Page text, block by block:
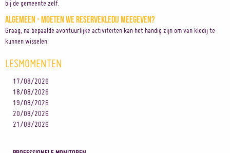
bij de gemeente zelf.
Algemeen - Moeten we reservekledij meegeven?
Graag, na bepaalde avontuurlijke activiteiten kan het handig zijn om van kledij te
kunnen wisselen.
LESMOMENTEN
17/08/2026
18/08/2026
19/08/2026
20/08/2026
21/08/2026